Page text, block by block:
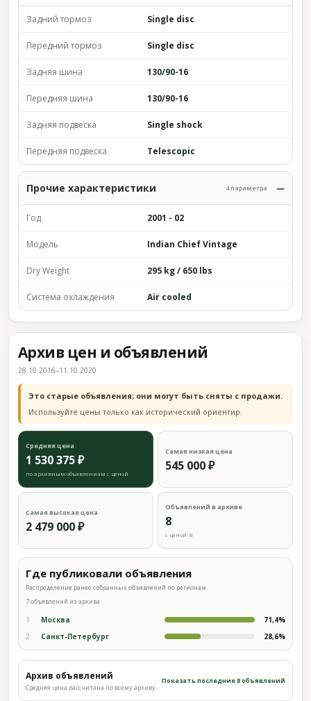
Задний тормоз Single disc
Передний тормоз Single disc
Задняя шина 130/90-16
Передняя шина 130/90-16
Задняя подвеска Single shock
Передняя подвеска Telescopic
Прочие характеристики 4 параметра
Год 2001 - 02
Модель Indian Chief Vintage
Dry Weight 295 kg / 650 lbs
Система охлаждения Air cooled
Архив цен и объявлений
28.10.2016–11.10.2020
Это старые объявления; они могут быть сняты с продажи.
Используйте цены только как исторический ориентир.
Средняя цена
1 530 375 ₽
по архивным объявлениям с ценой
Самая низкая цена
545 000 ₽
Самая высокая цена
2 479 000 ₽
Объявлений в архиве
8
с ценой: 8
Где публиковали объявления
Распределение ранее собранных объявлений по регионам.
7 объявлений из архива
1 Москва 71,4%
2 Санкт-Петербург 28,6%
Архив объявлений
Средняя цена рассчитана по всему архиву
Показать последние 8 объявлений